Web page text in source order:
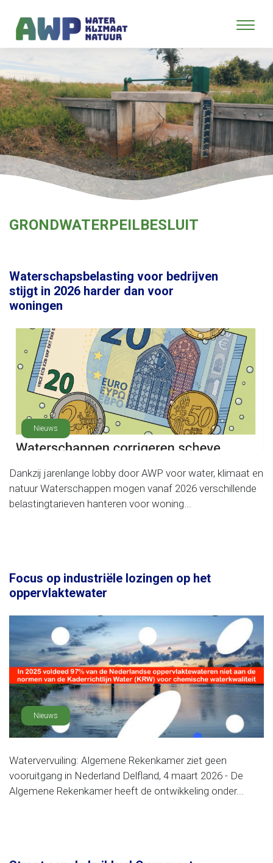
GRONDWATERPEILBESLUIT
Waterschapsbelasting voor bedrijven
stijgt in 2026 harder dan voor
woningen
Nieuws
Dankzij jarenlange lobby door AWP voor water, klimaat en
natuur Waterschappen mogen vanaf 2026 verschillende
belastingtarieven hanteren voor woning...
Focus op industriële lozingen op het
oppervlaktewater
Nieuws
Watervervuiling: Algemene Rekenkamer ziet geen
vooruitgang in Nederland Delfland, 4 maart 2026 - De
Algemene Rekenkamer heeft de ontwikkeling onder...